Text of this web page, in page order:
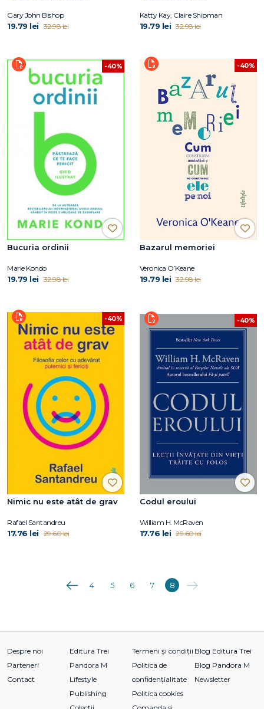
Gary John Bishop
19.79 lei 32.98 lei
Katty Kay, Claire Shipman
19.79 lei 32.98 lei
-40%
Bucuria ordinii
Marie Kondo
19.79 lei 32.98 lei
-40%
Bazarul memoriei
Veronica O’Keane
19.79 lei 32.98 lei
-40%
Nimic nu este atât de grav
Rafael Santandreu
17.76 lei 29.60 lei
-40%
Codul eroului
William H. McRaven
17.76 lei 29.60 lei
Anterioara
4 5 6 7 8 Următoarea
Despre noi
Parteneri
Contact
Editura Trei
Pandora M
Lifestyle
Publishing
Termeni și condiții
Politica de
confidențialitate
Politica cookies
Blog Editura Trei
Blog Pandora M
Newsletter